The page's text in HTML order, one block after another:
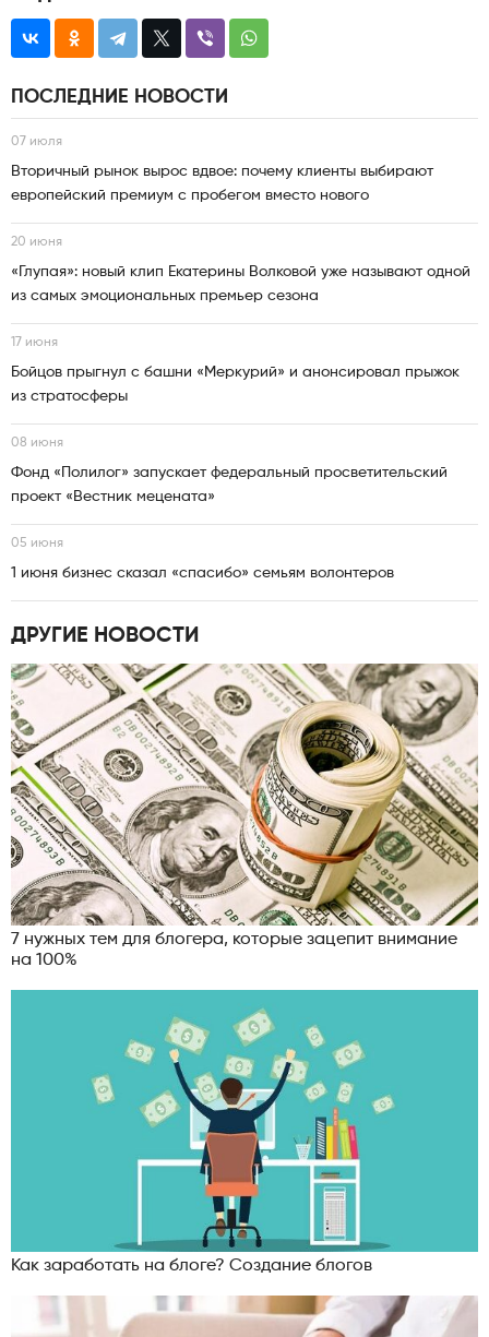
ПОСЛЕДНИЕ НОВОСТИ
07 июля
Вторичный рынок вырос вдвое: почему клиенты выбирают
европейский премиум с пробегом вместо нового
20 июня
«Глупая»: новый клип Екатерины Волковой уже называют одной
из самых эмоциональных премьер сезона
17 июня
Бойцов прыгнул с башни «Меркурий» и анонсировал прыжок
из стратосферы
08 июня
Фонд «Полилог» запускает федеральный просветительский
проект «Вестник мецената»
05 июня
1 июня бизнес сказал «спасибо» семьям волонтеров
ДРУГИЕ НОВОСТИ
7 нужных тем для блогера, которые зацепит внимание
на 100%
Как заработать на блоге? Создание блогов